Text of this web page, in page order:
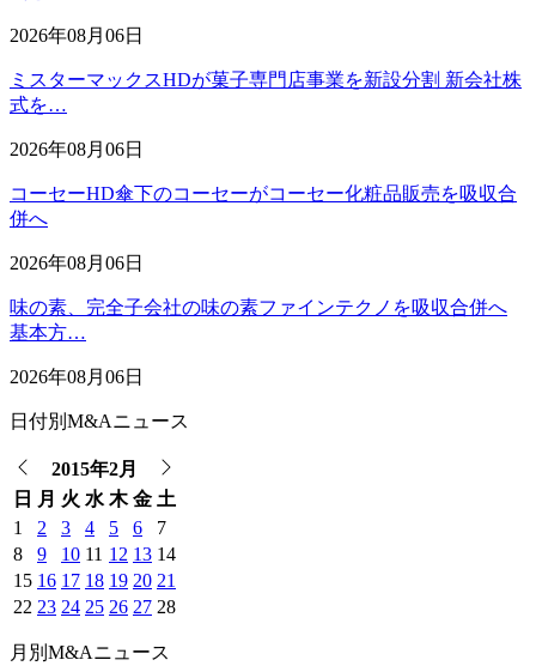
2026年08月06日
ミスターマックスHDが菓子専門店事業を新設分割 新会社株
式を…
2026年08月06日
コーセーHD傘下のコーセーがコーセー化粧品販売を吸収合
併へ
2026年08月06日
味の素、完全子会社の味の素ファインテクノを吸収合併へ
基本方…
2026年08月06日
日付別M&Aニュース
2015年2月
日
月 火 水 木 金 土
1
2 3 4 5 6
7
8
9 10 11 12 13 14
15 16 17 18 19 20 21
22 23 24 25 26 27 28
月別M&Aニュース